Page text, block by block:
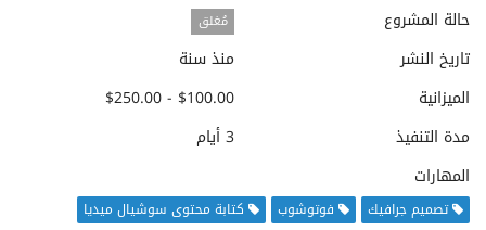
حالة المشروع مُغلق
تاريخ النشر
منذ سنة
الميزانية
$100.00 - $250.00
مدة التنفيذ
3 أيام
المهارات
تصميم جرافيك فوتوشوب
كتابة محتوى سوشيال ميديا